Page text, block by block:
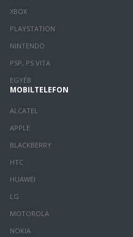
XBOX
PLAYSTATION
NINTENDO
PSP, PS VITA
EGYÉB
MOBILTELEFON
ALCATEL
APPLE
BLACKBERRY
HTC
HUAWEI
LG
MOTOROLA
NOKIA